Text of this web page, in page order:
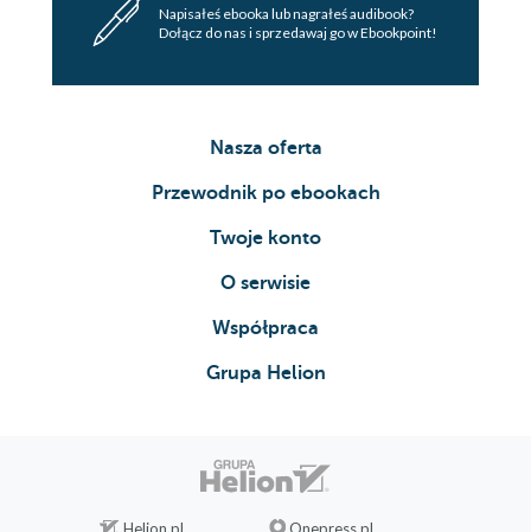
Napisałeś ebooka lub nagrałeś audibook?
Dołącz do nas i sprzedawaj go w Ebookpoint!
Nasza oferta
Przewodnik po ebookach
Twoje konto
O serwisie
Współpraca
Grupa Helion